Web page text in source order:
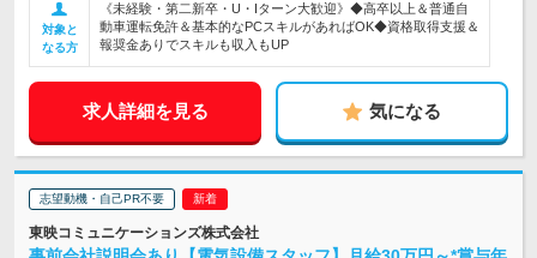
対象と
なる方
《未経験・第二新卒・U・Iターン大歓迎》◆高卒以上＆普通自
動車運転免許＆基本的なPCスキルがあればOK◆資格取得支援＆
報奨金ありでスキルも収入もUP
求人詳細を見る 気になる
志望動機・自己PR不要
東映コミュニケーションズ株式会社